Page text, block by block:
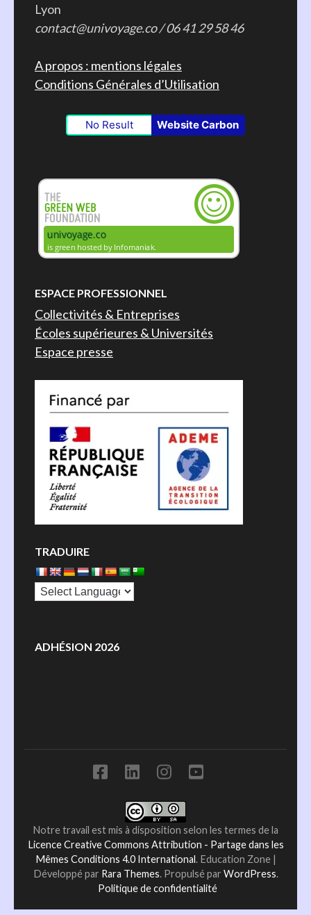
Lyon
contact@univoyage.co / 06 41 29 58 46
A propos : mentions légales
Conditions Générales d’Utilisation
No Result Website Carbon
ESPACE PROFESSIONNEL
Collectivités & Entreprises
Écoles supérieures & Universités
Espace presse
TRADUIRE
ADHÉSION 2026
Notre travail est mis à disposition selon les termes de la
Licence Creative Commons Attribution - Partage dans les
Mêmes Conditions 4.0 International. Education Zone |
Développé par Rara Themes. Propulsé par WordPress.
Politique de confidentialité